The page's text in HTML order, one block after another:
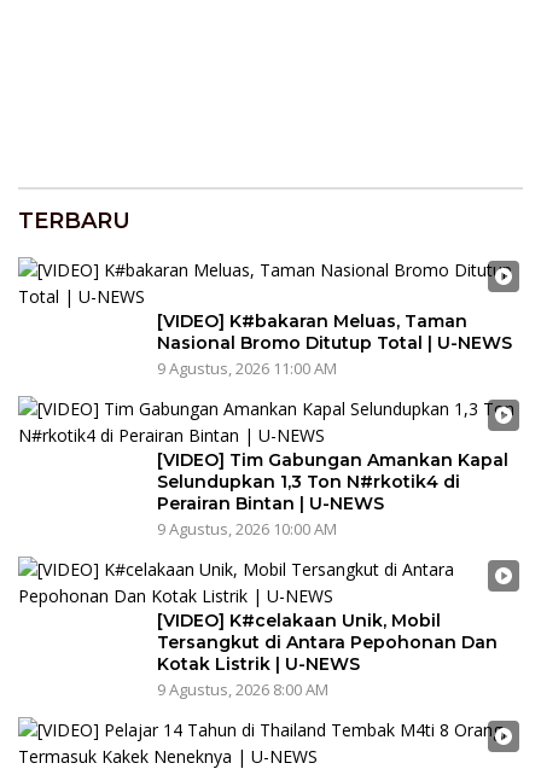
TERBARU
[VIDEO] K#bakaran Meluas, Taman
Nasional Bromo Ditutup Total | U-NEWS
9 Agustus, 2026 11:00 AM
[VIDEO] Tim Gabungan Amankan Kapal
Selundupkan 1,3 Ton N#rkotik4 di
Perairan Bintan | U-NEWS
9 Agustus, 2026 10:00 AM
[VIDEO] K#celakaan Unik, Mobil
Tersangkut di Antara Pepohonan Dan
Kotak Listrik | U-NEWS
9 Agustus, 2026 8:00 AM